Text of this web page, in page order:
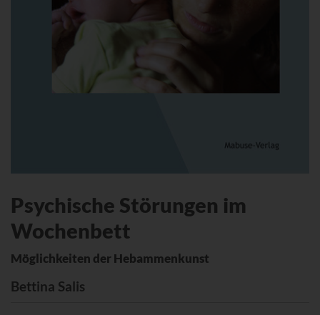
Psychische Störungen im
Wochenbett
Möglichkeiten der Hebammenkunst
Bettina Salis